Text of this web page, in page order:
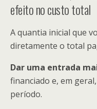
efeito no custo total
A quantia inicial que
diretamente o total
Dar uma entrada
financiado e, em
período.